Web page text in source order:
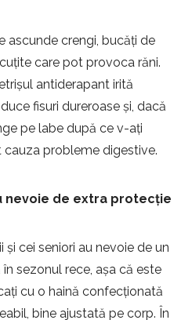
ascunde crengi, bucăți de
care pot provoca răni.
antiderapant irită
fisuri dureroase și, dacă
pe labe după ce v-ați
probleme digestive.
nevoie de extra protecție
și cei seniori au nevoie de un
sezonul rece, așa că este
cu o haină confecționată
bine ajustată pe corp. În